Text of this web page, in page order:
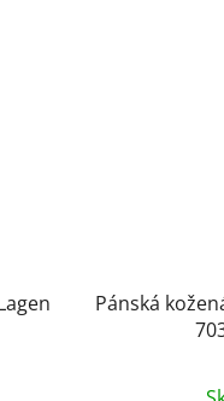
Pánská